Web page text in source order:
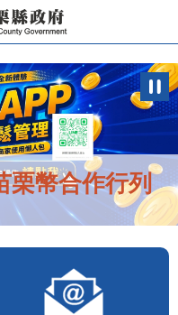
栗幣合作行列